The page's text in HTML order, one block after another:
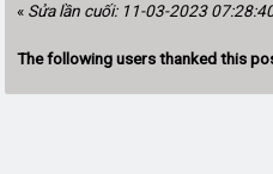
« Sửa lần cuối: 11-03-2023
The following users thanked this